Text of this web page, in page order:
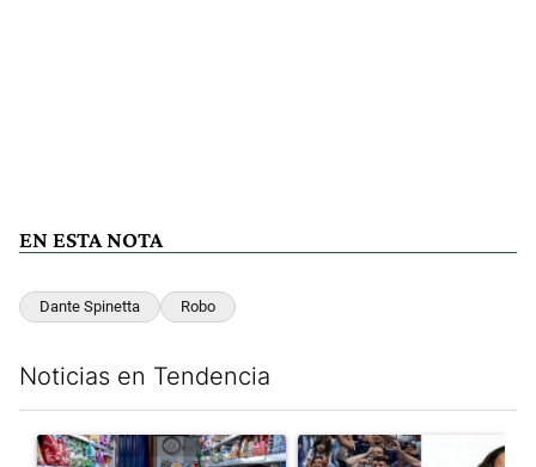
EN ESTA NOTA
Dante Spinetta Robo
Noticias en Tendencia
Un artículo de tendencia con el título "La inflación en CABA
Un artículo de tendencia con